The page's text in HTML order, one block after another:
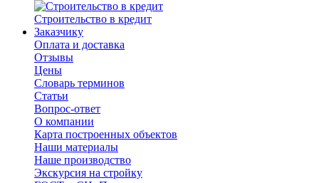
Строительство в кредит
Заказчику
Оплата и доставка
Отзывы
Цены
Словарь терминов
Статьи
Вопрос-ответ
О компании
Карта построенных объектов
Наши материалы
Наше производство
Экскурсия на стройку